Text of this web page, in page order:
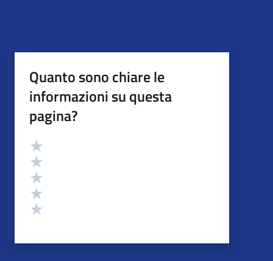
Quanto sono chiare le
informazioni su questa
pagina?
Valutazione